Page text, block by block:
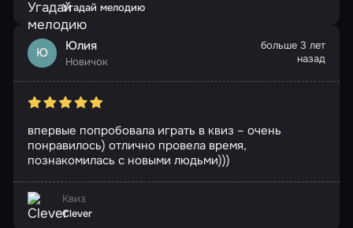
Угадай мелодию
Ю Юлия
Новичок
больше 3 лет
назад
впервые попробовала играть в квиз – очень
понравилось) отлично провела время,
познакомилась с новыми людьми)))
Квиз
Clever